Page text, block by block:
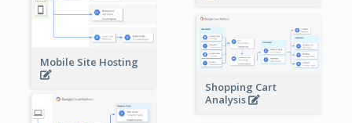
Mobile Site Hosting
Shopping Cart
Analysis